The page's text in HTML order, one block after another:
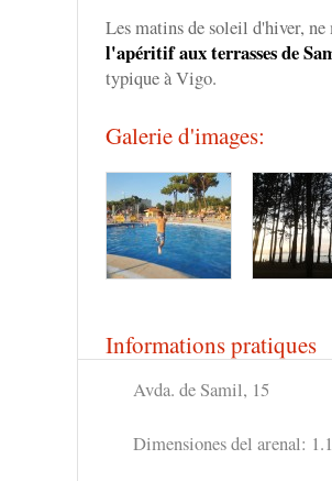
Les matins de soleil d'hiver,
l'apéritif aux terrasses de
typique à Vigo.
Galerie d'images:
Informations pratiques
Avda. de Samil, 15
Dimensiones del arenal: